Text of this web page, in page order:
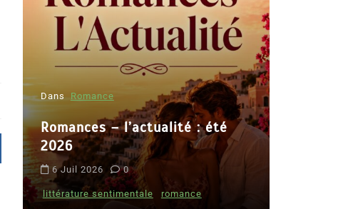
Dans Romance
Romances – l’actualité : été
2026
6 Juil 2026 0
littérature sentimentale romance